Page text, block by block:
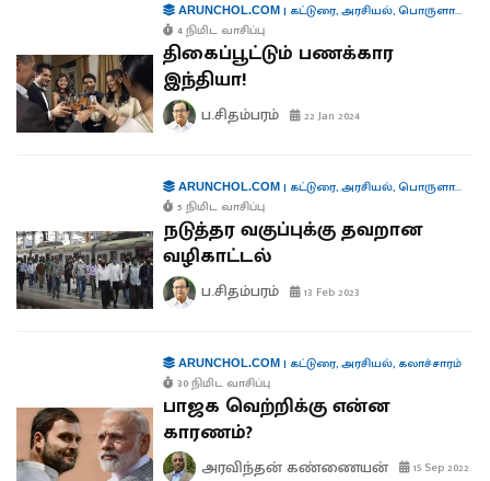
ARUNCHOL.COM| கட்டுரை,அரசியல்,பொருளாதாரம்
4 நிமிட வாசிப்பு
திகைப்பூட்டும் பணக்கார
இந்தியா!
ப.சிதம்பரம் 22 Jan 2024
ARUNCHOL.COM| கட்டுரை,அரசியல்,பொருளாதாரம்
5 நிமிட வாசிப்பு
நடுத்தர வகுப்புக்கு தவறான
வழிகாட்டல்
ப.சிதம்பரம் 13 Feb 2023
ARUNCHOL.COM| கட்டுரை,அரசியல், கலாச்சாரம்
30 நிமிட வாசிப்பு
பாஜக வெற்றிக்கு என்ன
காரணம்?
அரவிந்தன் கண்ணையன் 15 Sep 2022